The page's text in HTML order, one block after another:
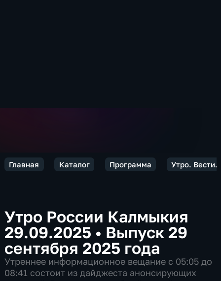
Главная Каталог Программа Утро.
Утро России Калмыкия
29.09.2025 • Выпуск 29
сентября 2025 года
Утреннее информационное вещание c 05:05 до
08:41 состоит из дайджеста анонсирующих